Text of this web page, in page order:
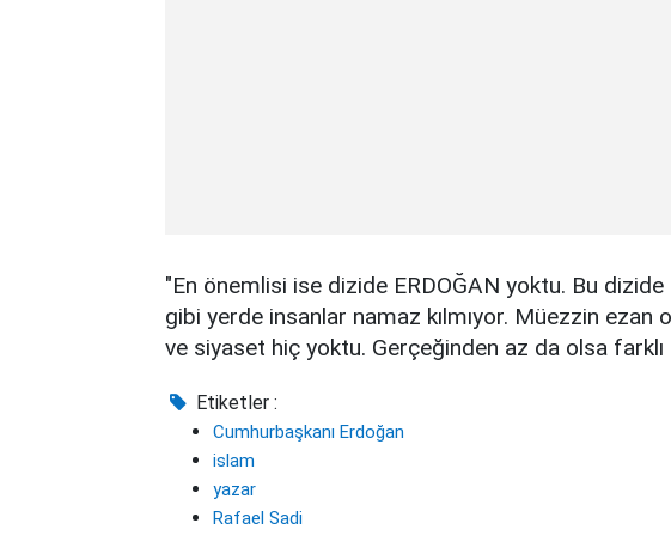
"En önemlisi ise dizide ERDOĞAN yoktu. Bu
gibi yerde insanlar namaz kılmıyor. Müezzin
ve siyaset hiç yoktu. Gerçeğinden az da olsa farklı
Etiketler :
Cumhurbaşkanı Erdoğan
islam
yazar
Rafael Sadi